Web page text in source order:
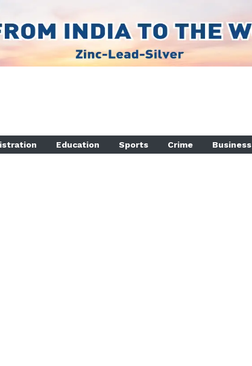
Education Sports Crime Business